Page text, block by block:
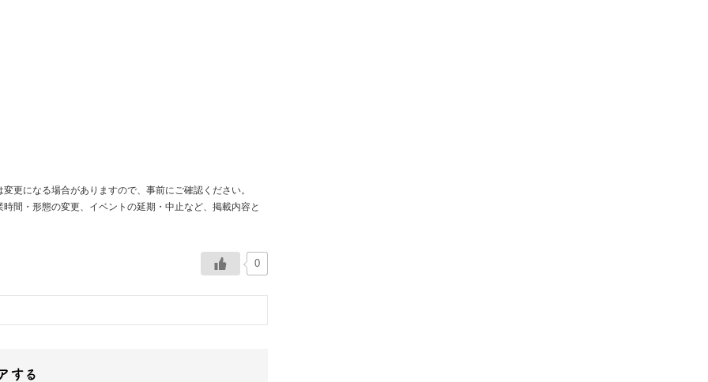
更になる場合がありますので、事前にご確認ください。
間・形態の変更、イベントの延期・中止など、掲載内容と
0
する